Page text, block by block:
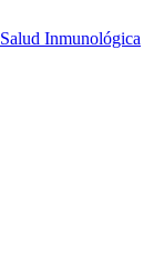
Salud Inmunológica